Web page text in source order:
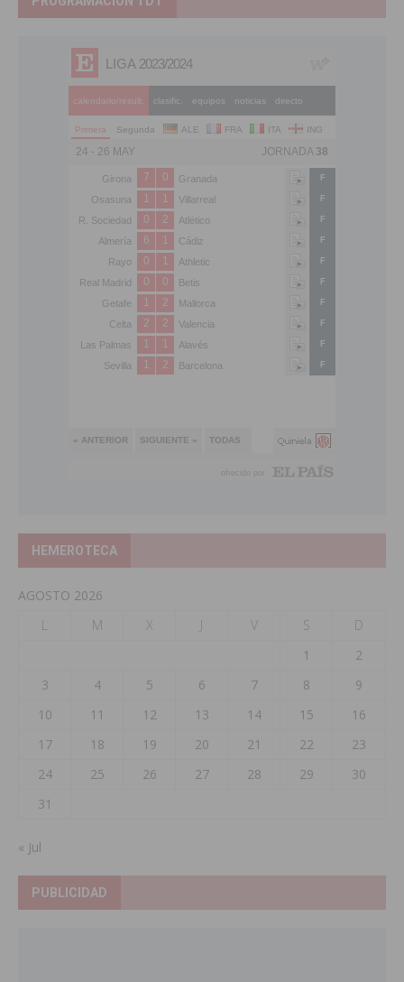
HEMEROTECA
AGOSTO 2026
L
M X J V S
D
1
2
3
4 5 6 7 8
9
10
11 12 13 14 15
16
17
18 19 20 21 22
23
24
25 26 27 28 29
30
31
« Jul
PUBLICIDAD